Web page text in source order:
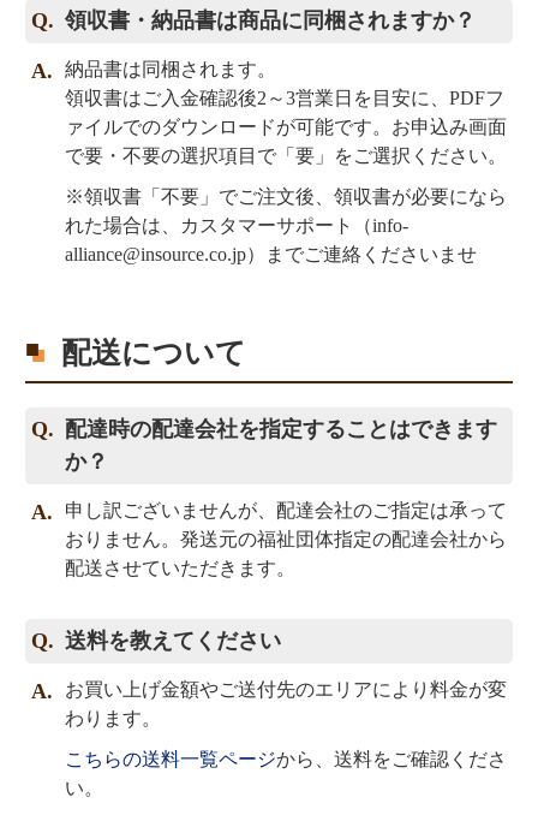
領収書・納品書は商品に同梱されますか？
納品書は同梱されます。
領収書はご入金確認後2～3営業日を目安に、PDFフ
ァイルでのダウンロードが可能です。お申込み画面
で要・不要の選択項目で「要」をご選択ください。
※領収書「不要」でご注文後、領収書が必要になら
れた場合は、カスタマーサポート（info-
alliance@insource.co.jp）までご連絡くださいませ
配送について
配達時の配達会社を指定することはできます
か？
申し訳ございませんが、配達会社のご指定は承って
おりません。発送元の福祉団体指定の配達会社から
配送させていただきます。
送料を教えてください
お買い上げ金額やご送付先のエリアにより料金が変
わります。
こちらの送料一覧ページから、送料をご確認くださ
い。